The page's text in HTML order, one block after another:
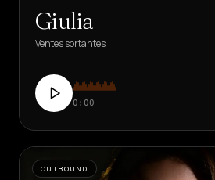
Giulia
Ventes sortantes
0:00
OUTBOUND